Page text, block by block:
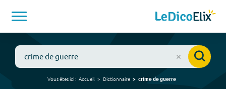
Vous êtes ici : Accueil Dictionnaire crime de guerre